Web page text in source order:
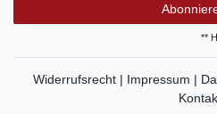
**
Widerrufsrecht | Impressum |